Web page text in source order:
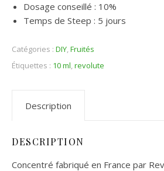
Dosage conseillé : 10%
Temps de Steep : 5 jours
Catégories : DIY,Fruités
Étiquettes : 10 ml,revolute
Description
DESCRIPTION
Concentré fabriqué en France par